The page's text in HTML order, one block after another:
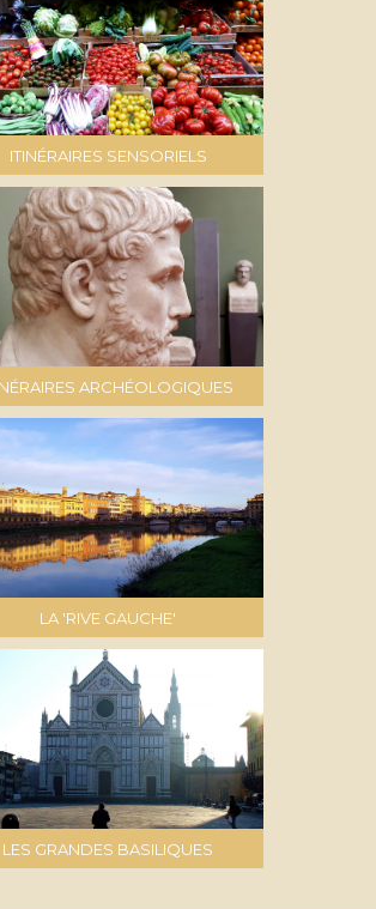
ITINÉRAIRES SENSORIELS
ARCHÉOLOGIQUES
LA 'RIVE GAUCHE'
LES GRANDES BASILIQUES